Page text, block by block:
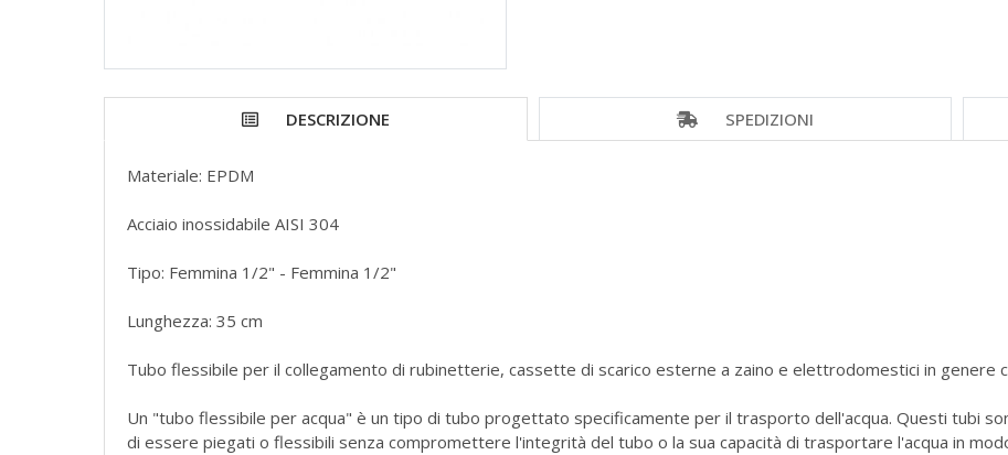
DESCRIZIONE SPEDIZIONI
Materiale: EPDM
Acciaio inossidabile AISI 304
Tipo: Femmina 1/2" - Femmina 1/2"
Lunghezza: 35 cm
Tubo flessibile per il collegamento di rubinetterie, cassette di scarico esterne a zaino e elettrodomestici in genere
Un "tubo flessibile per acqua" è un tipo di tubo progettato specificamente per il trasporto dell'acqua. Questi tubi
di essere piegati o flessibili senza compromettere l'integrità del tubo o la sua capacità di trasportare l'acqua in